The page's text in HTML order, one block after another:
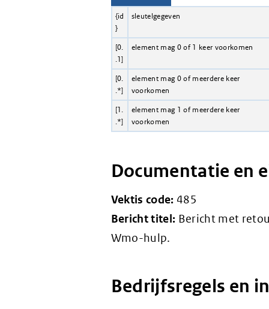
{id
}
sleutelgegeven
[0.
.1]
element mag 0 of 1 keer voorkomen
[0.
.*]
element mag 0 of meerdere keer
voorkomen
[1.
.*]
element mag 1 of meerdere keer
voorkomen
Documentatie en
Vektis code: 485
Bericht titel: Bericht met
Wmo-hulp.
Bedrijfsregels en